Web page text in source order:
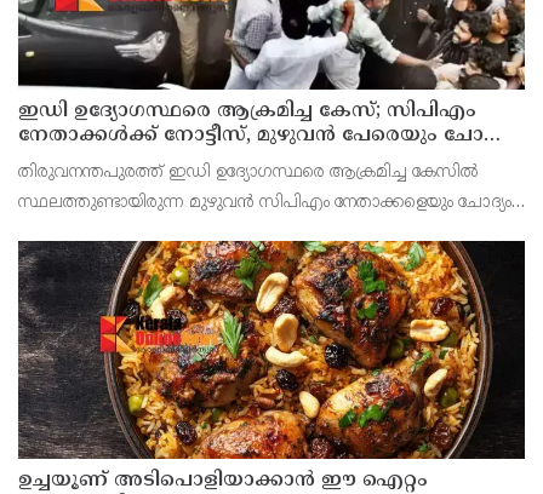
ഇഡി ഉദ്യോഗസ്ഥരെ ആക്രമിച്ച കേസ്; സിപിഎം
നേതാക്കൾക്ക് നോട്ടീസ്, മുഴുവൻ പേരെയും ചോദ്യം
ചെയ്യും
തിരുവനന്തപുരത്ത് ഇഡി ഉദ്യോഗസ്ഥരെ ആക്രമിച്ച കേസില്‍
സ്ഥലത്തുണ്ടായിരുന്ന മുഴുവൻ സിപിഎം നേതാക്കളെയും ചോദ്യം
ചെയ്യും. നേതാക്കള്‍ക്ക് നോട്ടീസ് അയച്ചു തുടങ്ങി. സിപിഐഎം
സംസ്ഥാന സെക്രട്ടറി എം വി ഗോവിന്ദൻ, ജോ
ഉച്ചയൂണ് അടിപൊളിയാക്കാൻ ഈ ഐറ്റം
തയ്യാറാക്കി നോക്കൂ...
ചിക്കന്‍ – ഒരു കിലോ കബ്സ റൈസ് – ഒരു കപ്പു ഡ്രൈ നാരങ്ങ –